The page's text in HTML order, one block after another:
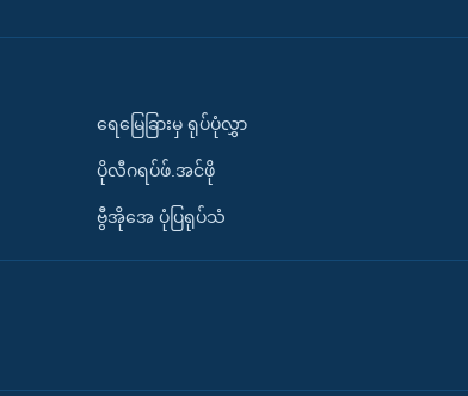
ရေမြေခြားမှ ရုပ်ပုံလွှာ
ပိုလီဂရပ်ဖ်.အင်ဖို
ဗွီအိုအေ ပုံပြရုပ်သံ